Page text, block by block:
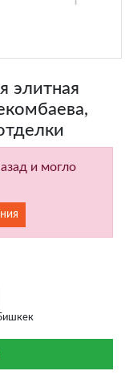
элитная
и могло